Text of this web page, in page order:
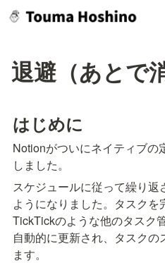
退避（あとで
はじめに
Notionがついにネイティブの
しました。
スケジュールに従って繰り返
ようになりました。タスク
TickTickのような他のタスク
自動的に更新され、タスク
ます。